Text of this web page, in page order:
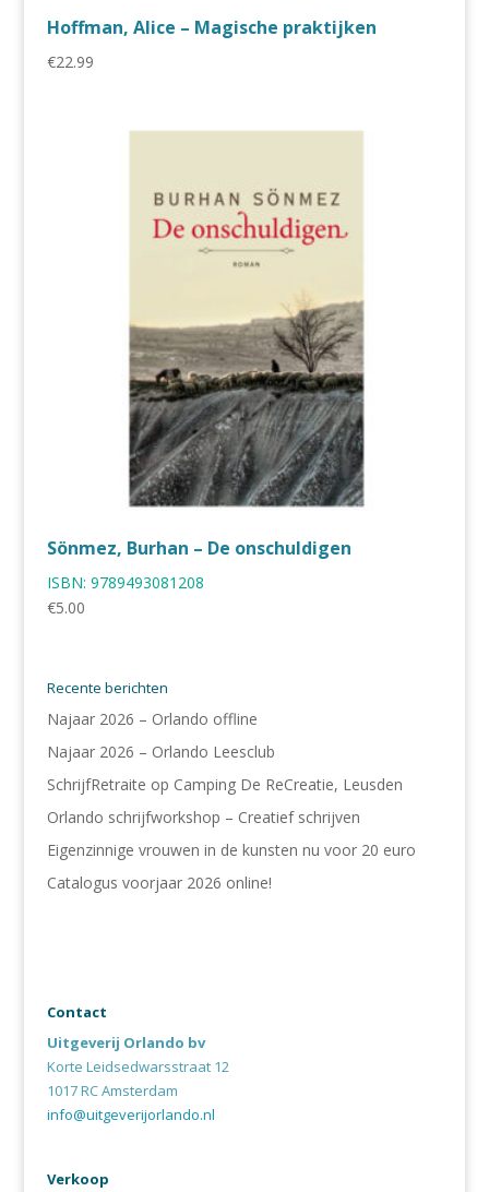
Hoffman, Alice – Magische praktijken
€22.99
Sönmez, Burhan – De onschuldigen
ISBN: 9789493081208
€5.00
Recente berichten
Najaar 2026 – Orlando offline
Najaar 2026 – Orlando Leesclub
SchrijfRetraite op Camping De ReCreatie, Leusden
Orlando schrijfworkshop – Creatief schrijven
Eigenzinnige vrouwen in de kunsten nu voor 20 euro
Catalogus voorjaar 2026 online!
Contact
Uitgeverij Orlando bv
Korte Leidsedwarsstraat 12
1017 RC Amsterdam
info@uitgeverijorlando.nl
Verkoop